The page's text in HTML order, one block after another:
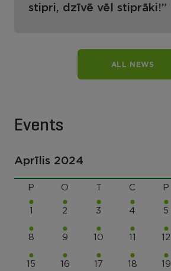
stipri, dzīvē vēl stiprāki!”
ALL NEWS
Events
Aprīlis 2024
P O C P
1 2 3 4 5
8 9 10 11 12
15 16 17 18 19